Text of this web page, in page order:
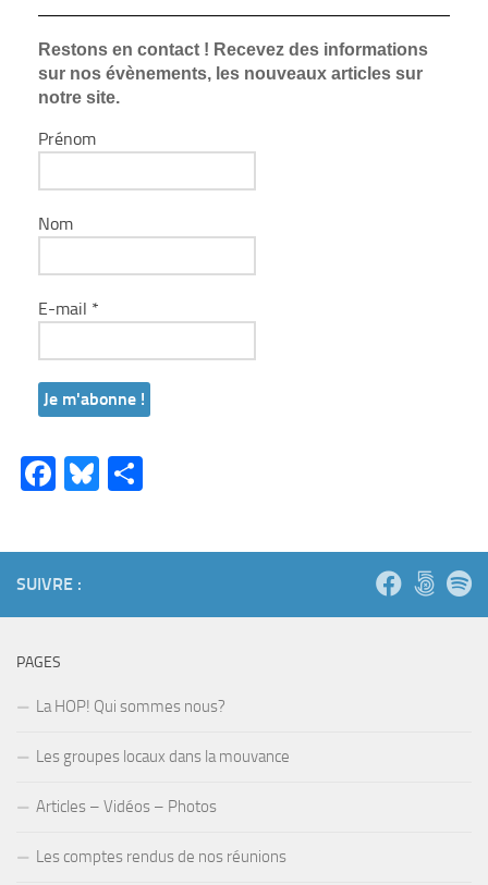
Restons en contact ! Recevez des informations
sur nos évènements, les nouveaux articles sur
notre site.
Prénom
Nom
E-mail *
Facebook
Bluesky
SUIVRE :
PAGES
La HOP! Qui sommes nous?
Les groupes locaux dans la mouvance
Articles – Vidéos – Photos
Les comptes rendus de nos réunions